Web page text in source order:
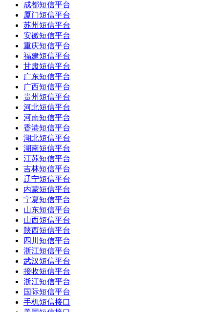
成都短信平台
厦门短信平台
苏州短信平台
安徽短信平台
重庆短信平台
福建短信平台
甘肃短信平台
广东短信平台
广西短信平台
贵州短信平台
河北短信平台
河南短信平台
香港短信平台
湖北短信平台
湖南短信平台
江苏短信平台
吉林短信平台
辽宁短信平台
内蒙短信平台
宁夏短信平台
山东短信平台
山西短信平台
陕西短信平台
四川短信平台
浙江短信平台
武汉短信平台
接收短信平台
浙江短信平台
国际短信平台
手机短信接口